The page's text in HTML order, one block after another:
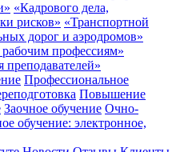
«Кадрового дела,
рисков» «Транспортной
дорог и аэродромов»
профессиям»
преподавателей»
Профессиональное
Повышение
Заочное обучение Очно-
обучение: электронное,